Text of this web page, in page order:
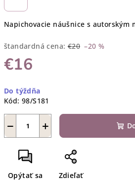
Napichovacie náušnice s autorským
štandardná cena: €20 –20 %
€16
cena:
Do týždňa
Kód: 98/S181
+
−
Opýtať sa Zdieľať